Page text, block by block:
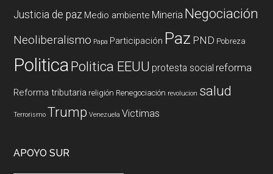
Justicia de paz Medio ambiente Mineria Negociación
Neoliberalismo Papa Participación Paz PND Pobreza
PoliticaPolitica EEUU protesta social reforma
Reforma tributaria religión Renegociación revolucion salud
Terrorismo Trump Venezuela Victimas
APOYO SUR